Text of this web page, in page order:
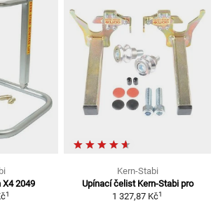
X4 2049
1
Kern-Stabi
Upínací čelist Kern-Stabi pro
1 327,87 Kč1